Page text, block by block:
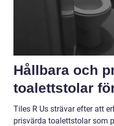
Hållbara och
toalettstolar
Tiles R Us strävar efter att
prisvärda toalettstolar som